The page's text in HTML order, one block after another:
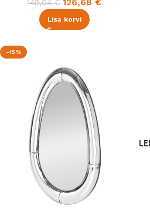
149,04€ 126,68 €
Lisa korvi
-15%